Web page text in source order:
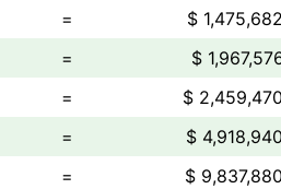
=
$
=
$
=
$
=
$
= $